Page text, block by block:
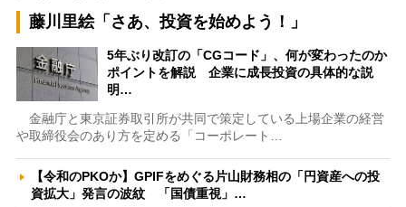
藤川里絵「さあ、投資を始めよう！」
5年ぶり改訂の「CGコード」、何が変わったのか
ポイントを解説 企業に成長投資の具体的な説
明…
金融庁と東京証券取引所が共同で策定している上場企業の経営
や取締役会のあり方を定める「コーポレート…
【令和のPKOか】GPIFをめぐる片山財務相の「円資産への投
資拡大」発言の波紋 「国債重視」…